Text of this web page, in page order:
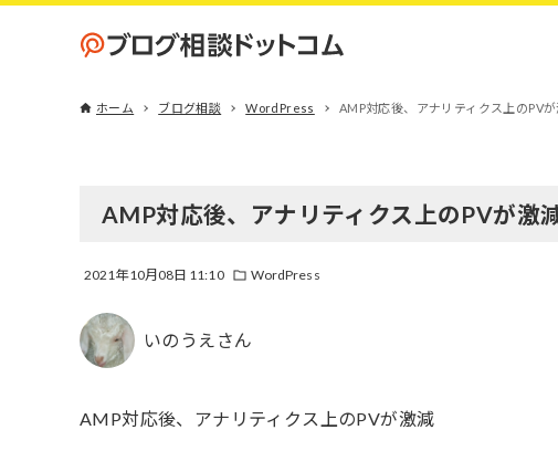
ホーム ブログ相談 WordPress AMP対応後、アナリティクス上のPV
AMP対応後、アナリティクス上のPVが激
2021年10月08日 11:10 WordPress
いのうえさん
AMP対応後、アナリティクス上のPVが激減